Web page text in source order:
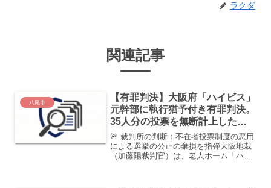
ラクダ
関連記事
八尾市
【有罪判決】大阪府「ハイビス」
元幹部に執行猶予付き有罪判決。
35人分の投票を無断計上した不
在者投票不正
🚨 裁判所の判断：不在者投票制度の悪用
による選挙の公正の棄損を指弾大阪地裁
（加藤陽裁判官）は、老人ホーム「ハイ